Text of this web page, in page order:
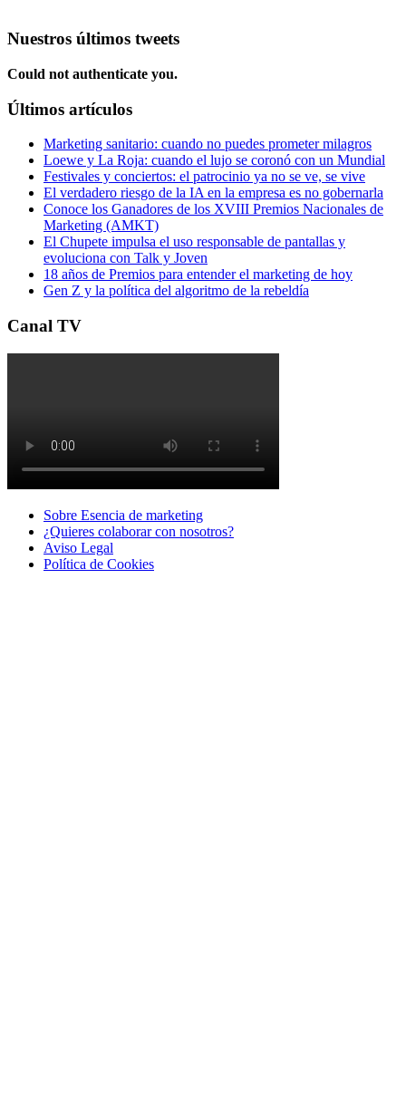
Nuestros últimos tweets
Could not authenticate you.
Últimos artículos
Marketing sanitario: cuando no puedes prometer milagros
Loewe y La Roja: cuando el lujo se coronó con un Mundial
Festivales y conciertos: el patrocinio ya no se ve, se vive
El verdadero riesgo de la IA en la empresa es no gobernarla
Conoce los Ganadores de los XVIII Premios Nacionales de
Marketing (AMKT)
El Chupete impulsa el uso responsable de pantallas y
evoluciona con Talk y Joven
18 años de Premios para entender el marketing de hoy
Gen Z y la política del algoritmo de la rebeldía
Canal TV
Sobre Esencia de marketing
¿Quieres colaborar con nosotros?
Aviso Legal
Polí­tica de Cookies